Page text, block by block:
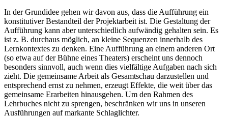
In der Grundidee gehen wir davon aus, dass die Aufführung ein
konstitutiver Bestandteil der Projektarbeit ist. Die Gestaltung der
Aufführung kann aber unterschiedlich aufwändig gehalten sein. Es
ist z. B. durchaus möglich, an kleine Sequenzen innerhalb des
Lernkontextes zu denken. Eine Aufführung an einem anderen Ort
(so etwa auf der Bühne eines Theaters) erscheint uns dennoch
besonders sinnvoll, auch wenn dies vielfältige Aufgaben nach sich
zieht. Die gemeinsame Arbeit als Gesamtschau darzustellen und
entsprechend ernst zu nehmen, erzeugt Effekte, die weit über das
gemeinsame Erarbeiten hinausgehen. Um den Rahmen des
Lehrbuches nicht zu sprengen, beschränken wir uns in unseren
Ausführungen auf markante Schlaglichter.